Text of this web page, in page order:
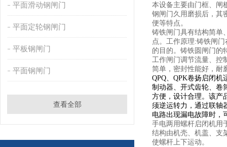
平面滑动钢闸门
平面定轮钢闸门
平板钢闸门
平面钢闸门
查看全部
本设备主要由门框、闸
钢闸门久用磨损后，其
便等特点。
铸铁闸门具有结构简单
点。工作原理:铸铁闸
的目的。铸铁圆闸门的
工作闸门调节流量、控
简单，密封性能好，耐
QPQ、QPK卷扬启闭
制动器、开式齿轮、卷
方便，设计合理。该产
须逆运转力，通过联轴
电路出现漏电故障时，
手电两用螺杆启闭机用
结构由机壳、机盖、支
使螺杆上下运动。